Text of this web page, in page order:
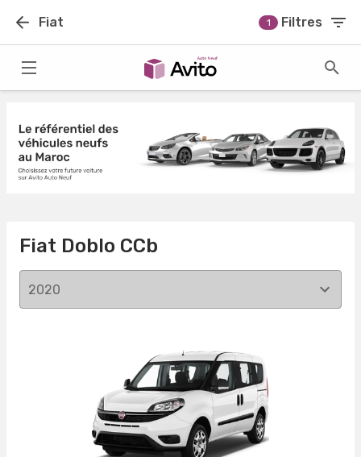
Fiat 1 Filtres
Fiat Doblo CCb
2020